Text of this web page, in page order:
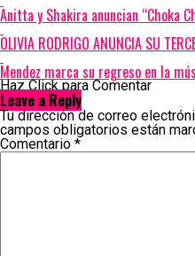
Anitta y Shakira anuncian “Choka
OLIVIA RODRIGO ANUNCIA SU
Mendez marca su regreso en la
Haz Click para Comentar
Leave a Reply
Tu dirección de correo
campos obligatorios están
Comentario *